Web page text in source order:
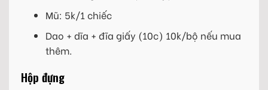
Mũ: 5k/1 chiếc
Dao + dĩa + đĩa giấy (10c) 10k/bộ nếu mua
thêm.
Hộp đựng